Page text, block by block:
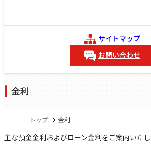
サイトマップ
お問い合わせ
金利
トップ 金利
主な預金金利およびローン金利をご案内いたし